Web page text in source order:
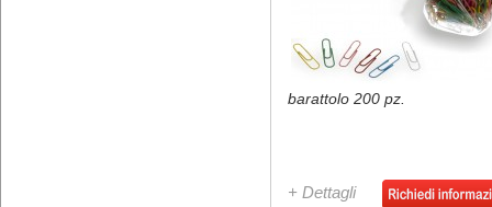
barattolo 200 pz.
+ Dettagli